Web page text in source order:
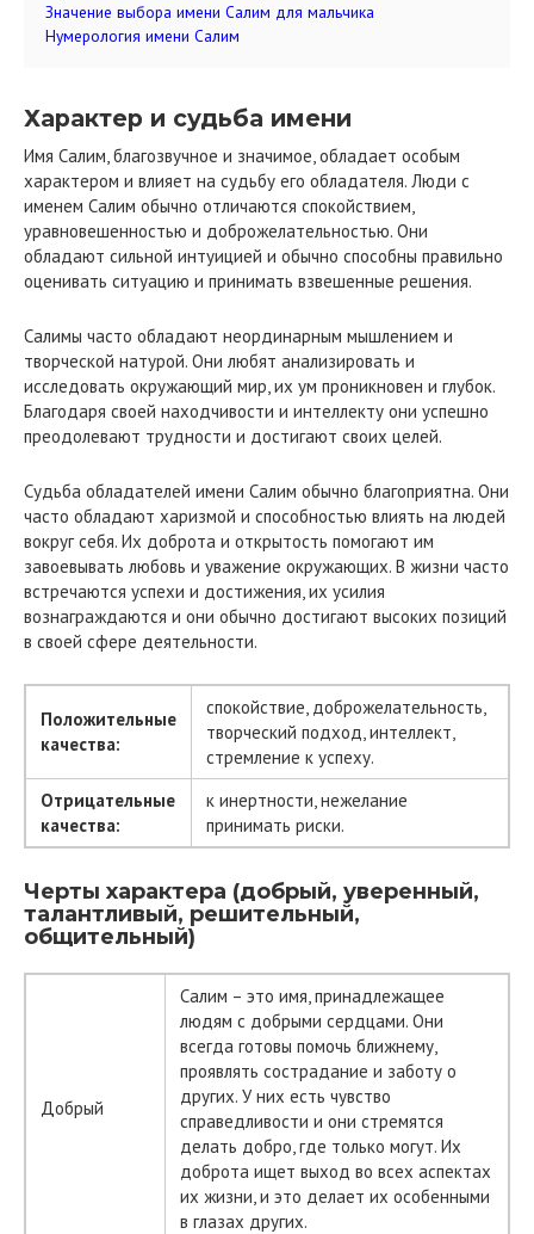
Значение выбора имени Салим для мальчика
Нумерология имени Салим
Характер и судьба имени
Имя Салим, благозвучное и значимое, обладает особым
характером и влияет на судьбу его обладателя. Люди с
именем Салим обычно отличаются спокойствием,
уравновешенностью и доброжелательностью. Они
обладают сильной интуицией и обычно способны правильно
оценивать ситуацию и принимать взвешенные решения.
Салимы часто обладают неординарным мышлением и
творческой натурой. Они любят анализировать и
исследовать окружающий мир, их ум проникновен и глубок.
Благодаря своей находчивости и интеллекту они успешно
преодолевают трудности и достигают своих целей.
Судьба обладателей имени Салим обычно благоприятна. Они
часто обладают харизмой и способностью влиять на людей
вокруг себя. Их доброта и открытость помогают им
завоевывать любовь и уважение окружающих. В жизни часто
встречаются успехи и достижения, их усилия
вознаграждаются и они обычно достигают высоких позиций
в своей сфере деятельности.
Положительные
качества:
спокойствие, доброжелательность,
творческий подход, интеллект,
стремление к успеху.
Отрицательные
качества:
к инертности, нежелание
принимать риски.
Черты характера (добрый, уверенный,
талантливый, решительный,
общительный)
Добрый
Салим – это имя, принадлежащее
людям с добрыми сердцами. Они
всегда готовы помочь ближнему,
проявлять сострадание и заботу о
других. У них есть чувство
справедливости и они стремятся
делать добро, где только могут. Их
доброта ищет выход во всех аспектах
их жизни, и это делает их особенными
в глазах других.